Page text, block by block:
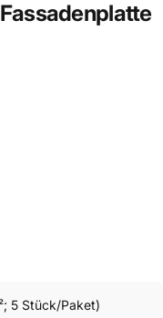
Fassadenplatte